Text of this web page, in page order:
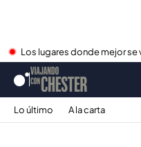
Los lugares donde mejor se
Lo último A la carta